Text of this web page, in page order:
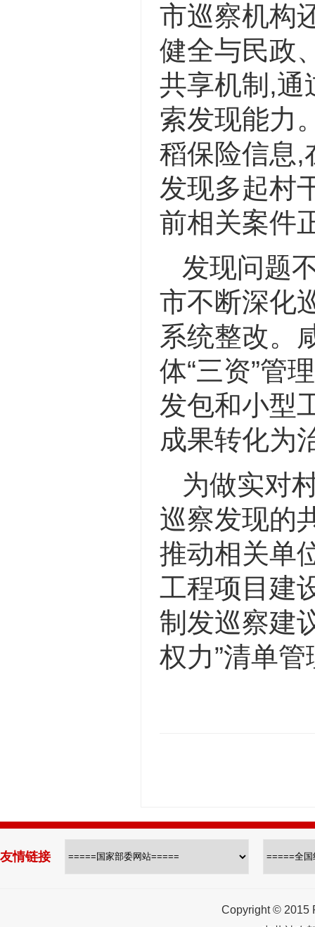
市巡察机构
健全与民政
共享机制,通
索发现能力
稻保险信息,
发现多起村
前相关案件
发现问题
市不断深化
系统整改。
体“三资”管
发包和小型
成果转化为
为做实对
巡察发现的
推动相关单
工程项目建
制发巡察建
权力”清单
友情链接
Copyright © 2015